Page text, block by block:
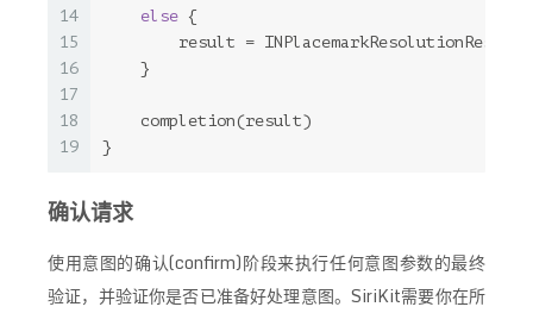
14
15
16
17
18
19
else {
        result =
INPlacemarkResolutionResult
    }
    completion(result)
}
确认请求
使用意图的确认(confirm)阶段来执行任何意图参数的最终
验证，并验证你是否已准备好处理意图。SiriKit需要你在所